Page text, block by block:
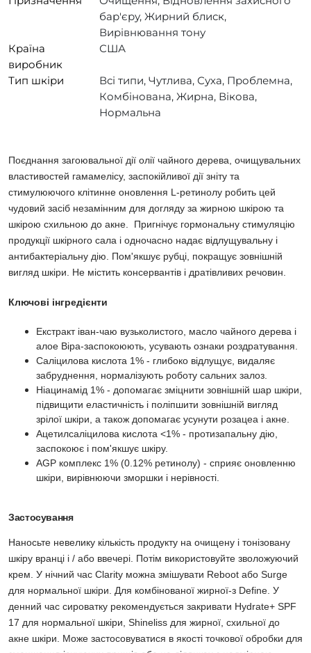
бар'єру, Жирний блиск,
Вирівнювання тону
Країна
виробник
США
Тип шкіри
Всі типи, Чутлива, Суха, Проблемна,
Комбінована, Жирна, Вікова,
Нормальна
Поєднання загоювальної дії олії чайного дерева, очищувальних
властивостей гамамелісу, заспокійливої дії зніту та
стимулюючого клітинне оновлення L-ретинолу робить цей
чудовий засіб незамінним для догляду за жирною шкірою та
шкірою схильною до акне. Пригнічує гормональну стимуляцію
продукції шкірного сала і одночасно надає відлущувальну і
антибактеріальну дію. Пом'якшує рубці, покращує зовнішній
вигляд шкіри. Не містить консервантів і дратівливих речовин.
Ключові інгредієнти
Екстракт іван-чаю вузьколистого, масло чайного дерева і
алое Віра-заспокоюють, усувають ознаки роздратування.
Саліцилова кислота 1% - глибоко відлущує, видаляє
забруднення, нормалізують роботу сальних залоз.
Ніацинамід 1% - допомагає зміцнити зовнішній шар шкіри,
підвищити еластичність і поліпшити зовнішній вигляд
зрілої шкіри, а також допомагає усунути розацеа і акне.
Ацетилсаліцилова кислота <1% - протизапальну дію,
заспокоює і пом'якшує шкіру.
AGP комплекс 1% (0.12% ретинолу) - сприяє оновленню
шкіри, вирівнюючи зморшки і нерівності.
Застосування
Наносьте невелику кількість продукту на очищену і тонізовану
шкіру вранці і / або ввечері. Потім використовуйте зволожуючий
крем. У нічний час Clarity можна змішувати Reboot або Surge
для нормальної шкіри. Для комбінованої жирної-з Define. У
денний час сироватку рекомендується закривати Hydrate+ SPF
17 для нормальної шкіри, Shineliss для жирної, схильної до
акне шкіри. Може застосовуватися в якості точкової обробки для